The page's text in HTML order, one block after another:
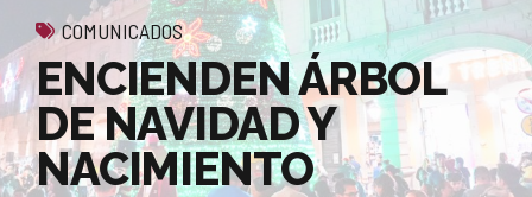
COMUNICADOS
ENCIENDEN ÁRBOL
DE NAVIDAD Y
NACIMIENTO